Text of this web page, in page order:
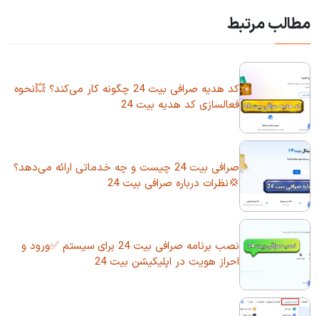
مطالب مرتبط
کد هدیه صرافی بیت 24 چگونه کار می‌کند؟ 💥نحوه
فعالسازی کد هدیه بیت 24
صرافی بیت 24 چیست و چه خدماتی ارائه می‌دهد؟
💢نظرات درباره صرافی بیت 24
نصب برنامه صرافی بیت 24 برای سیستم ✅ورود و
احراز هویت در اپلیکیشن بیت 24